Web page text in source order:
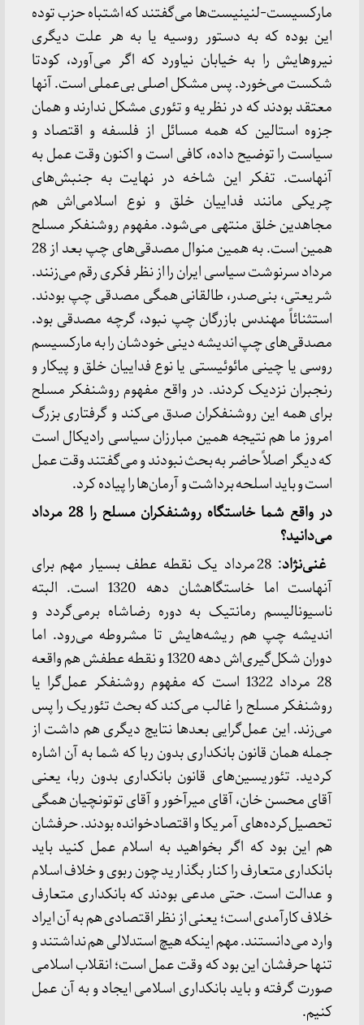
مارکسیست-لنینیست‌ها می‌گفتند که اشتباه حزب توده
این بوده که به دستور روسیه یا به هر علت دیگری
نیروهایش را به خیابان نیاورد که اگر می‌آورد، کودتا
شکست می‌خورد. پس مشکل اصلی بی‌عملی است. آنها
معتقد بودند که در نظریه و تئوری مشکل ندارند و همان
جزوه استالین که همه مسائل از فلسفه و اقتصاد و
سیاست را توضیح داده، کافی است و اکنون وقت عمل به
آنهاست. تفکر این شاخه در نهایت به جنبش‌های
چریکی مانند فداییان خلق و نوع اسلامی‌اش هم
مجاهدین خلق منتهی می‌شود. مفهوم روشنفکر مسلح
همین است. به همین منوال مصدقی‌های چپ بعد از 28
مرداد سرنوشت سیاسی ایران را از نظر فکری رقم می‌زنند.
شریعتی، بنی‌صدر، طالقانی همگی مصدقی چپ بودند.
استثنائاً مهندس بازرگان چپ نبود، گرچه مصدقی بود.
مصدقی‌های چپ اندیشه دینی خودشان را به مارکسیسم
روسی یا چینی مائوئیستی یا نوع فداییان خلق و پیکار و
رنجبران نزدیک کردند. در واقع مفهوم روشنفکر مسلح
برای همه این روشنفکران صدق می‌کند و گرفتاری بزرگ
امروز ما هم نتیجه همین مبارزان سیاسی رادیکال است
که دیگر اصلاً حاضر به بحث نبودند و می‌گفتند وقت عمل
است و باید اسلحه برداشت و آرمان‌ها را پیاده کرد.
‌در واقع شما خاستگاه روشنفکران مسلح را 28 مرداد
می‌دانید؟
غنی‌نژاد
: 28 مرداد یک نقطه عطف بسیار مهم برای
آنهاست اما خاستگاهشان دهه 1320 است. البته
ناسیونالیسم رمانتیک به دوره رضاشاه برمی‌گردد و
اندیشه چپ هم ریشه‌هایش تا مشروطه می‌رود. اما
دوران شکل‌گیری‌اش دهه 1320 و نقطه عطفش هم واقعه
28 مرداد 1322 است که مفهوم روشنفکر عمل‌گرا یا
روشنفکر مسلح را غالب می‌کند که بحث تئوریک را پس
می‌زند. این عمل‌گرایی بعدها نتایج دیگری هم داشت از
جمله همان قانون بانکداری بدون ربا که شما به آن اشاره
کردید. تئوریسین‌های قانون بانکداری بدون ربا، یعنی
آقای محسن خان، آقای میرآخور و آقای توتونچیان همگی
تحصیل‌کرده‌های آمریکا و اقتصادخوانده بودند. حرفشان
هم این بود که اگر بخواهید به اسلام عمل کنید باید
بانکداری متعارف را کنار بگذارید چون ربوی و خلاف اسلام
و عدالت است. حتی مدعی بودند که بانکداری متعارف
خلاف کارآمدی است؛ یعنی از نظر اقتصادی هم به آن ایراد
وارد می‌دانستند. مهم اینکه هیچ استدلالی هم نداشتند و
تنها حرفشان این بود که وقت عمل است؛ انقلاب اسلامی
صورت گرفته و باید بانکداری اسلامی ایجاد و به آن عمل
کنیم.